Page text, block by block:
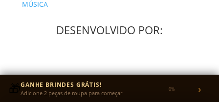
MÚSICA
DESENVOLVIDO POR:
🎁GANHE BRINDES GRÁTIS!
Adicione 2 peças de roupa para começar 0% ›